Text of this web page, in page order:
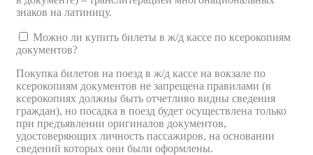
знаков на латиницу.
Можно ли купить билеты в ж/д кассе по ксерокопиям
документов?
Покупка билетов на поезд в ж/д кассе на вокзале по
ксерокопиям документов не запрещена правилами (в
ксерокопиях должны быть отчетливо видны сведения
граждан), но посадка в поезд будет осуществлена только
при предъявлении оригиналов документов,
удостоверяющих личность пассажиров, на основании
сведений которых они были оформлены.